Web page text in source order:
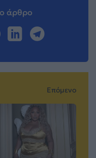
άρθρο
Επόμενο